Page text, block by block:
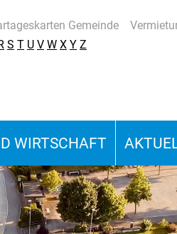
Gemeinde
S T U V W X Y Z
WIRTSCHAFT